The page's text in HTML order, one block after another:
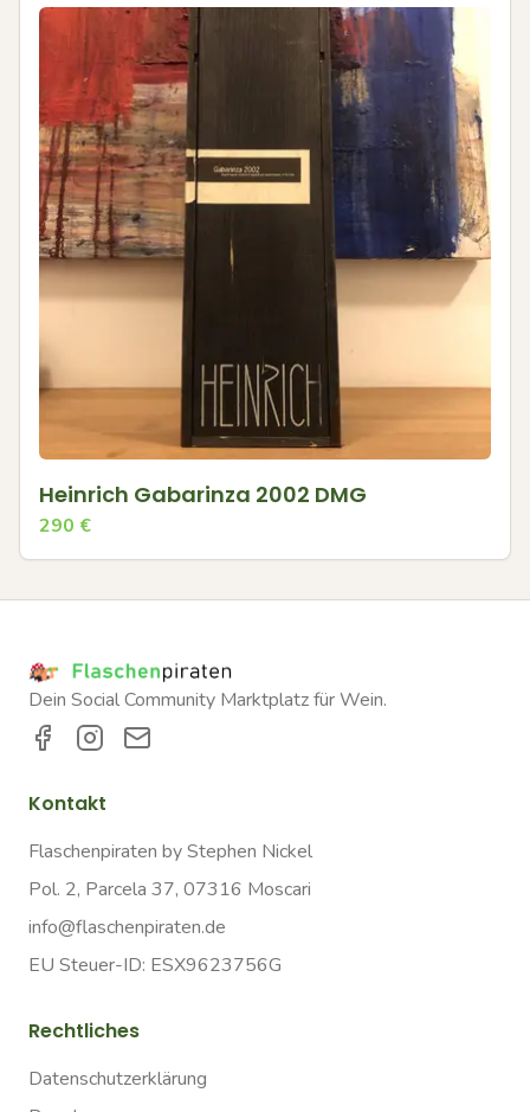
Heinrich Gabarinza 2002 DMG
290 €
Dein Social Community Marktplatz für Wein.
Kontakt
Flaschenpiraten by Stephen Nickel
Pol. 2, Parcela 37, 07316 Moscari
info@flaschenpiraten.de
EU Steuer-ID: ESX9623756G
Rechtliches
Datenschutzerklärung